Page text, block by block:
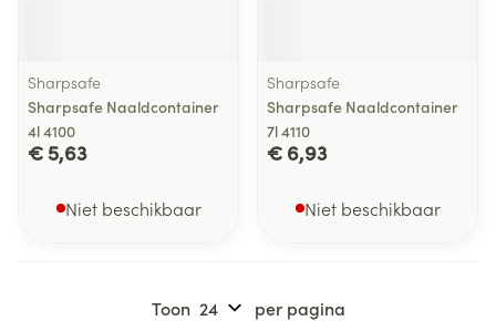
Sharpsafe
Sharpsafe Naaldcontainer
4l 4100
€ 5,63
Niet beschikbaar
Sharpsafe
Sharpsafe Naaldcontainer
7l 4110
€ 6,93
Niet beschikbaar
Toon per pagina